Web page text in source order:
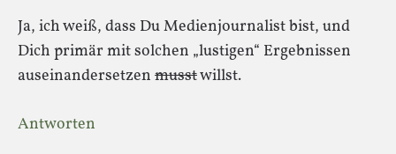
Ja, ich weiß, dass Du Medienjournalist bist, und
Dich primär mit solchen „lustigen“ Ergebnissen
auseinandersetzen musstwillst.
Antworten